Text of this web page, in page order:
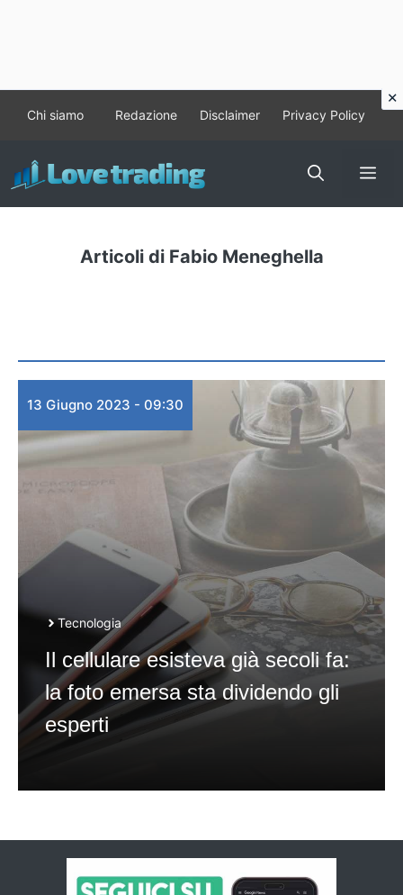
contenuto
Chi siamo Redazione Disclaimer Privacy Policy
Articoli di Fabio Meneghella
13 Giugno 2023 - 09:30
Tecnologia
Il cellulare esisteva già secoli fa:
la foto emersa sta dividendo gli
esperti